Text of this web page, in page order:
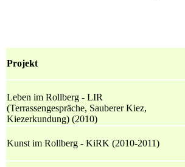
Projekt
Leben im Rollberg - LIR
(Terrassengespräche, Sauberer Kiez,
Kiezerkundung) (2010)
Kunst im Rollberg - KiRK (2010-2011)